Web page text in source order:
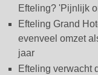
Efteling? 'Pijnlijk
Efteling Grand
evenveel omzet
jaar
Efteling verwacht